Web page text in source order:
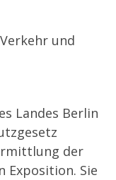
und
Landes Berlin
der
Exposition. Sie